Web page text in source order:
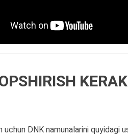
KERAK